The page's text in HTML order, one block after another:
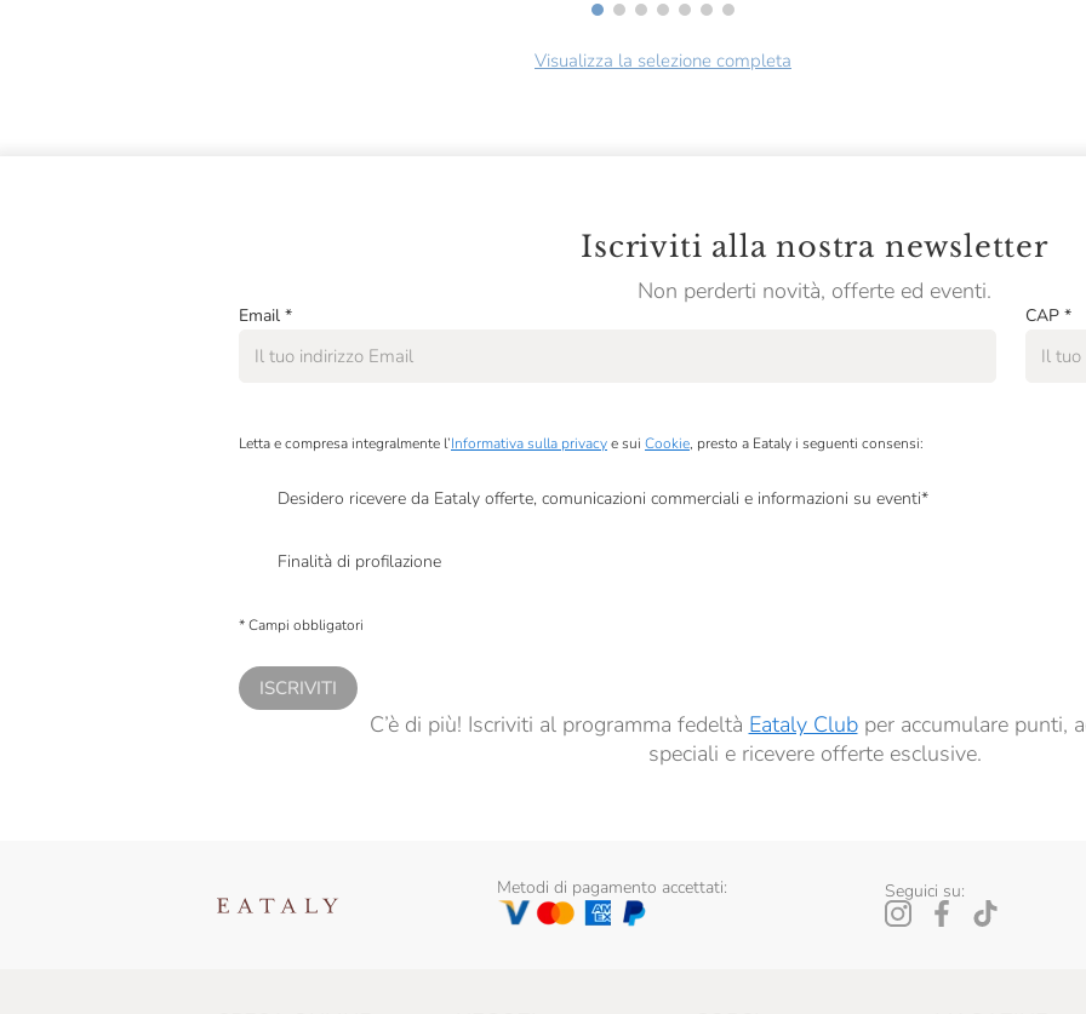
Visualizza la selezione completa
Iscriviti alla nostra newsletter
Non perderti novità, offerte ed eventi.
Email * CAP *
Letta e compresa integralmente l’Informativa sulla privacye sui Cookie, presto a Eataly i seguenti consensi:
Desidero ricevere da Eataly offerte, comunicazioni commerciali e informazioni su eventi*
Finalità di profilazione
* Campi obbligatori
ISCRIVITI
C’è di più! Iscriviti al programma fedeltà Eataly Clubper accumulare punti,
speciali e ricevere offerte esclusive.
Metodi di pagamento accettati: Seguici su: